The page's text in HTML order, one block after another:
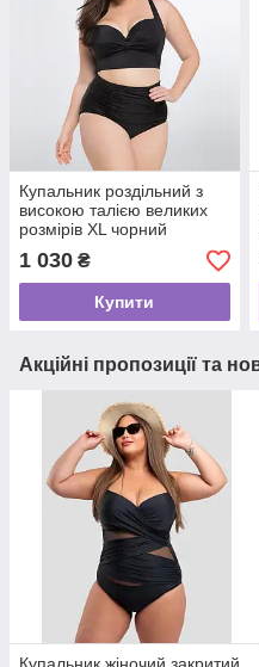
Купальник роздільний з
високою талією великих
розмірів XL чорний
1 030 ₴
Купити
Акційні пропозиції та